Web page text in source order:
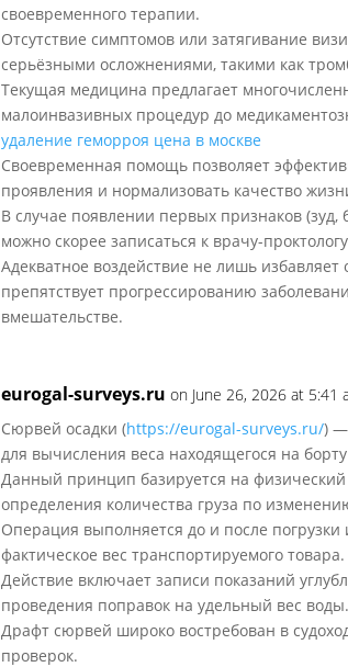
своевременного терапии.
Отсутствие симптомов или затягивание
серьёзными осложнениями, такими как
Текущая медицина предлагает
малоинвазивных процедур до
удаление геморроя цена в москве
Своевременная помощь позволяет
проявления и нормализовать качество
В случае появлении первых признаков (зуд,
можно скорее записаться к врачу-
Адекватное воздействие не лишь избавляет
препятствует прогрессированию
вмешательстве.
eurogal-surveys.ru on June 26, 2026 at 5:41
Сюрвей осадки (https://eurogal-surveys.ru/) —
для вычисления веса находящегося на
Данный принцип базируется на
определения количества груза по
Операция выполняется до и после погрузки
фактическое вес транспортируемого товара.
Действие включает записи показаний
проведения поправок на удельный вес воды.
Драфт сюрвей широко востребован в
проверок.